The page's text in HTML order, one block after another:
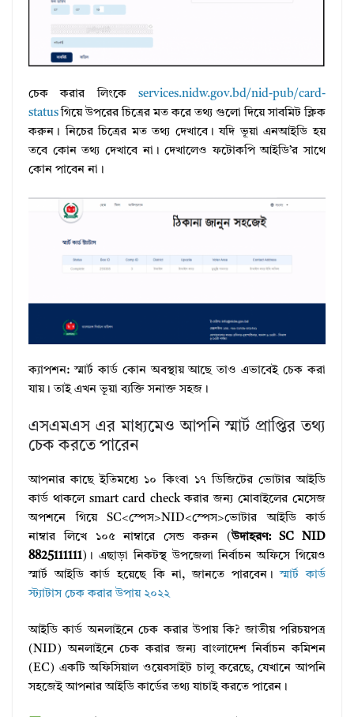
চেক করার লিংকে services.nidw.gov.bd/nid-pub/card-
statusগিয়ে উপরের চিত্রের মত করে তথ্য গুলো দিয়ে সাবমিট ক্লিক
করুন। নিচের চিত্রের মত তথ্য দেখাবে। যদি ভূয়া এনআইডি হয়
তবে কোন তথ্য দেখাবে না। দেখালেও ফটোকপি আইডি’র সাথে
কোন পাবেন না।
ক্যাপশন: স্মার্ট কার্ড কোন অবস্থায় আছে তাও এভাবেই চেক করা
যায়। তাই এখন ভূয়া ব্যক্তি সনাক্ত সহজ।
এসএমএস এর মাধ্যমেও আপনি স্মার্ট প্রাপ্তির তথ্য
চেক করতে পারেন
আপনার কাছে ইতিমধ্যে ১০ কিংবা ১৭ ডিজিটের ভোটার আইডি
কার্ড থাকলে smart card check করার জন্য মোবাইলের মেসেজ
অপশনে গিয়ে SC<স্পেস>NID<স্পেস>ভোটার আইডি কার্ড
নাম্বার লিখে ১০৫ নাম্বারে সেন্ড করুন (উদাহরণ: SC NID
8825111111)। এছাড়া নিকটস্থ উপজেলা নির্বাচন অফিসে গিয়েও
স্মার্ট আইডি কার্ড হয়েছে কি না, জানতে পারবেন।স্মার্ট কার্ড
স্ট্যাটাস চেক করার উপায় ২০২২
আইডি কার্ড অনলাইনে চেক করার উপায় কি? জাতীয় পরিচয়পত্র
(NID) অনলাইনে চেক করার জন্য বাংলাদেশ নির্বাচন কমিশন
(EC) একটি অফিসিয়াল ওয়েবসাইট চালু করেছে, যেখানে আপনি
সহজেই আপনার আইডি কার্ডের তথ্য যাচাই করতে পারেন।